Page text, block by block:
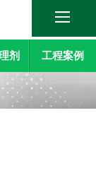
剂 工程案例